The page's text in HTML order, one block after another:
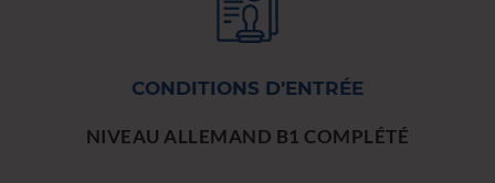
CONDITIONS D’ENTRÉE
NIVEAU ALLEMAND B1 COMPLÉTÉ